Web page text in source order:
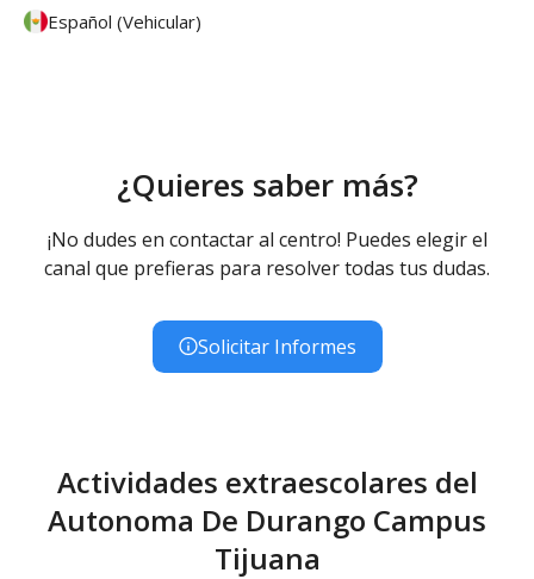
Español (Vehicular)
¿Quieres saber más?
¡No dudes en contactar al centro! Puedes elegir el
canal que prefieras para resolver todas tus dudas.
Solicitar Informes
Actividades extraescolares del
Autonoma De Durango Campus
Tijuana